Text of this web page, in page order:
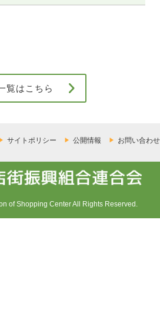
覧はこちら
サイトポリシー 公開情報 お問い合わせ
of Shopping Center All Rights Reserved.